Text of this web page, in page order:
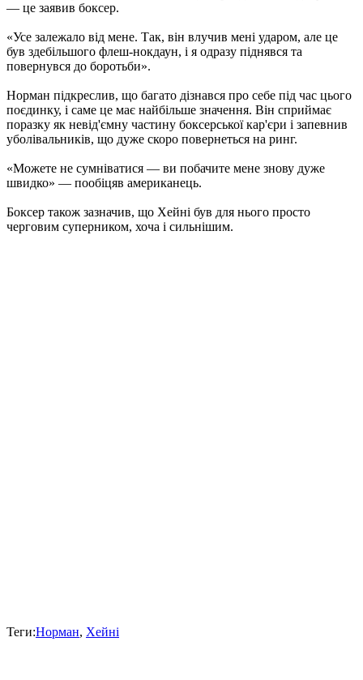
— це заявив боксер.
«Усе залежало від мене. Так, він влучив мені ударом, але це
був здебільшого флеш-нокдаун, і я одразу піднявся та
повернувся до боротьби».
Норман підкреслив, що багато дізнався про себе під час цього
поєдинку, і саме це має найбільше значення. Він сприймає
поразку як невід'ємну частину боксерської кар'єри і запевнив
уболівальників, що дуже скоро повернеться на ринг.
«Можете не сумніватися — ви побачите мене знову дуже
швидко» — пообіцяв американець.
Боксер також зазначив, що Хейні був для нього просто
черговим суперником, хоча і сильнішим.
Теги:Норман, Хейні